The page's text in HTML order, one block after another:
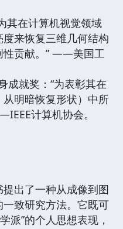
在计算机视觉领域
度来恢复三维几何结构
性贡献。” ——美国工
就奖：“为表彰其在
明暗恢复形状）中所
计算机协会。
出了一种从成像到图
致研究方法。它既可
派”的个人思想表现，